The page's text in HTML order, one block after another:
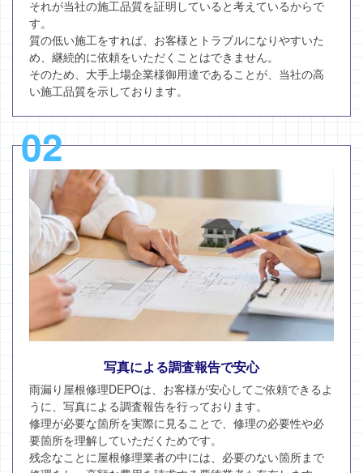
それが当社の施工品質を証明していると考えているからで
す。
質の低い施工をすれば、お客様とトラブルになりやすいた
め、継続的に依頼をいただくことはできません。
そのため、大手上場企業様御用達であることが、当社の高
い施工品質を示しております。
02
写真による調査報告で安心
雨漏り屋根修理DEPOは、お客様が安心してご依頼できるよ
うに、写真による調査報告を行っております。
修理が必要な箇所を実際に見ることで、修理の必要性や必
要箇所を理解していただくためです。
残念なことに屋根修理業者の中には、必要のない箇所まで